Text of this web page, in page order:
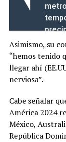
Asimismo, su
“hemos tenido
llegar ahí
nerviosa”.
Cabe señalar
América 2024
México,
República